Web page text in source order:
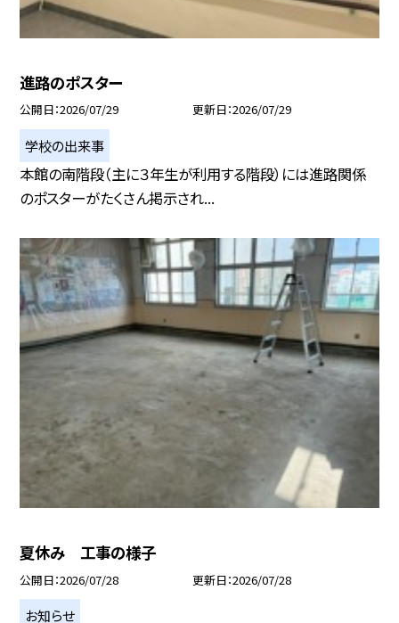
進路のポスター
公開日 2026/07/29 更新日 2026/07/29
学校の出来事
本館の南階段（主に３年生が利用する階段）には進路関係
のポスターがたくさん掲示され...
夏休み 工事の様子
公開日 2026/07/28 更新日 2026/07/28
お知らせ